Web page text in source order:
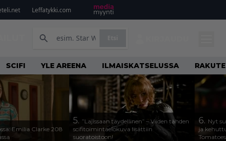
Leffatykki.com
SCIFI YLE AREENA ILMAISKATSELUSSA
Emilia Clarke 208
5. ”Lajissaan täydellinen” – Viiden tähden
scifitoimintaelokuva lisättiin
suoratoistoon!
6. Nyt
ja